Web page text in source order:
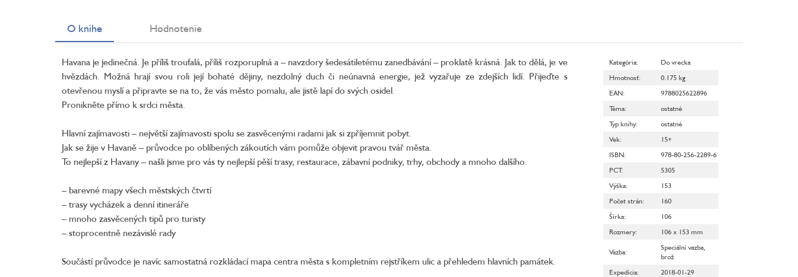
O knihe Hodnotenie
Havana je jedinečná. Je příliš troufalá, příliš rozporuplná a – navzdory šedesátiletému zanedbávání – proklatě krásná. Jak to dělá, je ve
hvězdách. Možná hrají svou roli její bohaté dějiny, nezdolný duch či neúnavná energie, jež vyzařuje ze zdejších lidí. Přijeďte s
otevřenou myslí a připravte se na to, že vás město pomalu, ale jistě lapí do svých osidel.
Pronikněte přímo k srdci města.
Hlavní zajímavosti – největší zajímavosti spolu se zasvěcenými radami jak si zpříjemnit pobyt.
Jak se žije v Havaně – průvodce po oblíbených zákoutích vám pomůže objevit pravou tvář města.
To nejlepší z Havany – našli jsme pro vás ty nejlepší pěší trasy, restaurace, zábavní podniky, trhy, obchody a mnoho dalšího.
– barevné mapy všech městských čtvrtí
– trasy vycházek a denní itineráře
– mnoho zasvěcených tipů pro turisty
– stoprocentně nezávislé rady
Součástí průvodce je navíc samostatná rozkládací mapa centra města s kompletním rejstříkem ulic a přehledem hlavních památek.
Kategória:
Do vrecka
Hmotnosť:
0.175 kg
EAN:
9788025622896
Téma:
ostatné
Typ knihy:
ostatné
Vek:
15+
ISBN:
978-80-256-2289-6
PCT:
5305
Výška:
153
Počet strán:
160
Šírka:
106
Rozmery: 106 x 153 mm
Väzba:
Speciální vazba,
brož
Expedícia: 2018-01-29